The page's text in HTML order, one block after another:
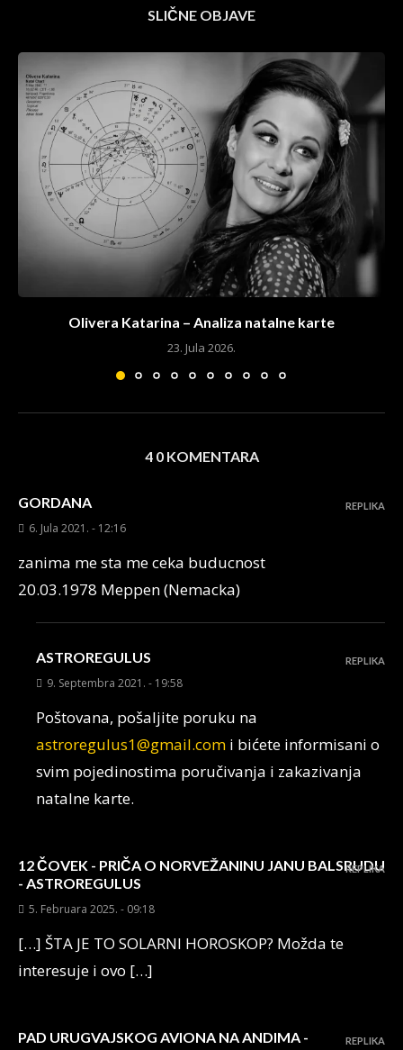
SLIČNE OBJAVE
Olivera Katarina – Analiza natalne karte
23. Jula 2026.
4 0 KOMENTARA
GORDANA
6. Jula 2021. - 12:16
zanima me sta me ceka buducnost
20.03.1978 Meppen (Nemacka)
REPLIKA
ASTROREGULUS
9. Septembra 2021. - 19:58
Poštovana, pošaljite poruku na
astroregulus1@gmail.com i bićete informisani o
svim pojedinostima poručivanja i zakazivanja
natalne karte.
REPLIKA
12 ČOVEK - PRIČA O NORVEŽANINU JANU BALSRUDU
- ASTROREGULUS
5. Februara 2025. - 09:18
[…] ŠTA JE TO SOLARNI HOROSKOP? Možda te
interesuje i ovo […]
REPLIKA
PAD URUGVAJSKOG AVIONA NA ANDIMA -
REPLIKA